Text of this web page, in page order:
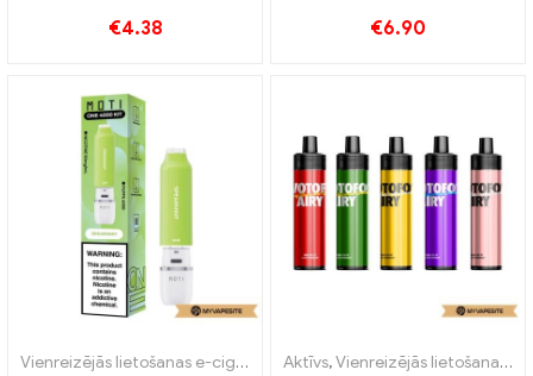
€4.38 €6.90
Vienreizējās lietošanas e-cigaretes ,Vienreizējās lietošanas e-
Aktīvs,Vienreizējās lietošanas e-cigarete ar nikotīnu